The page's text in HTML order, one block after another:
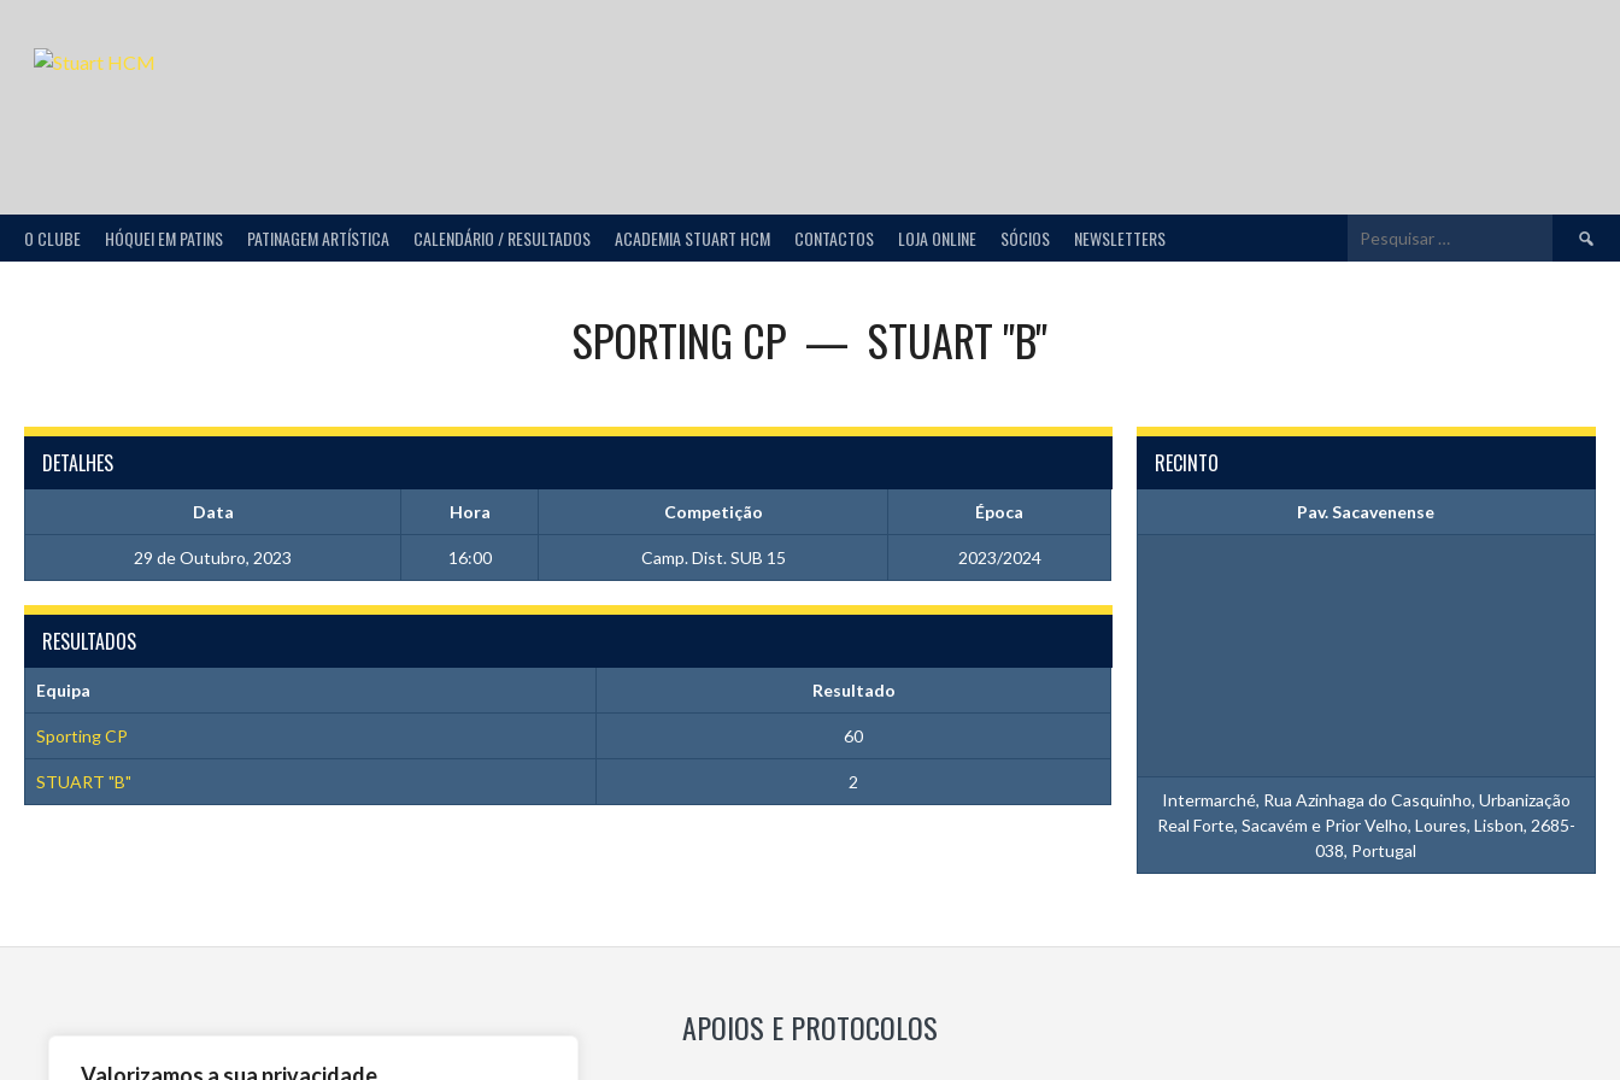
O CLUBE HÓQUEI EM PATINS PATINAGEM ARTÍSTICA CALENDÁRIO / RESULTADOS ACADEMIA STUART HCM CONTACTOS LOJA ONLINE SÓCIOS NEWSLETTERS
por:
SPORTING CP — STUART "B"
DETALHES
Data Hora Competição Época
29 de Outubro, 2023 16:00 Camp. Dist. SUB 15 2023/2024
RECINTO
Pav. Sacavenense
Intermarché, Rua Azinhaga do Casquinho, Urbanização
Real Forte, Sacavém e Prior Velho, Loures, Lisbon, 2685-
038, Portugal
RESULTADOS
Equipa Resultado
Sporting CP 60
STUART "B" 2
APOIOS E PROTOCOLOS